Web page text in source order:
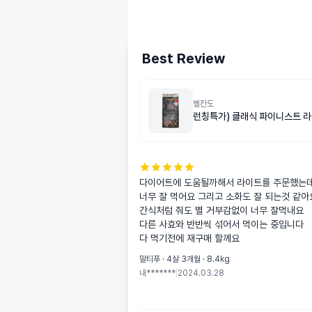
Best Review
벨칸도
런칭특가) 클래식 파이니스트
다이어트에 도움될까해서 라이트를 주문했는
너무 잘 먹어요 그리고 소화도 잘 되는것 같아
간식처럼 줘도 별 거부감없이 너무 잘먹내요
다른 사효와 반반씩 섞어서 먹이는 중입니다
다 먹기전에 재구매 할께요
말티푸 · 4살 3개월 · 8.4kg
내******* 2024.03.28